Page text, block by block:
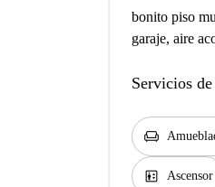
bonito piso
garaje, aire
Servicios
chair
elevator Ascensor